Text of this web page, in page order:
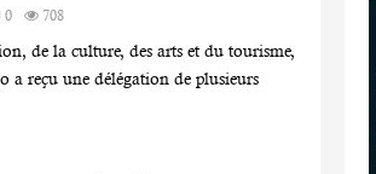
0 708
de la culture, des arts et du tourisme,
a reçu une délégation de plusieurs